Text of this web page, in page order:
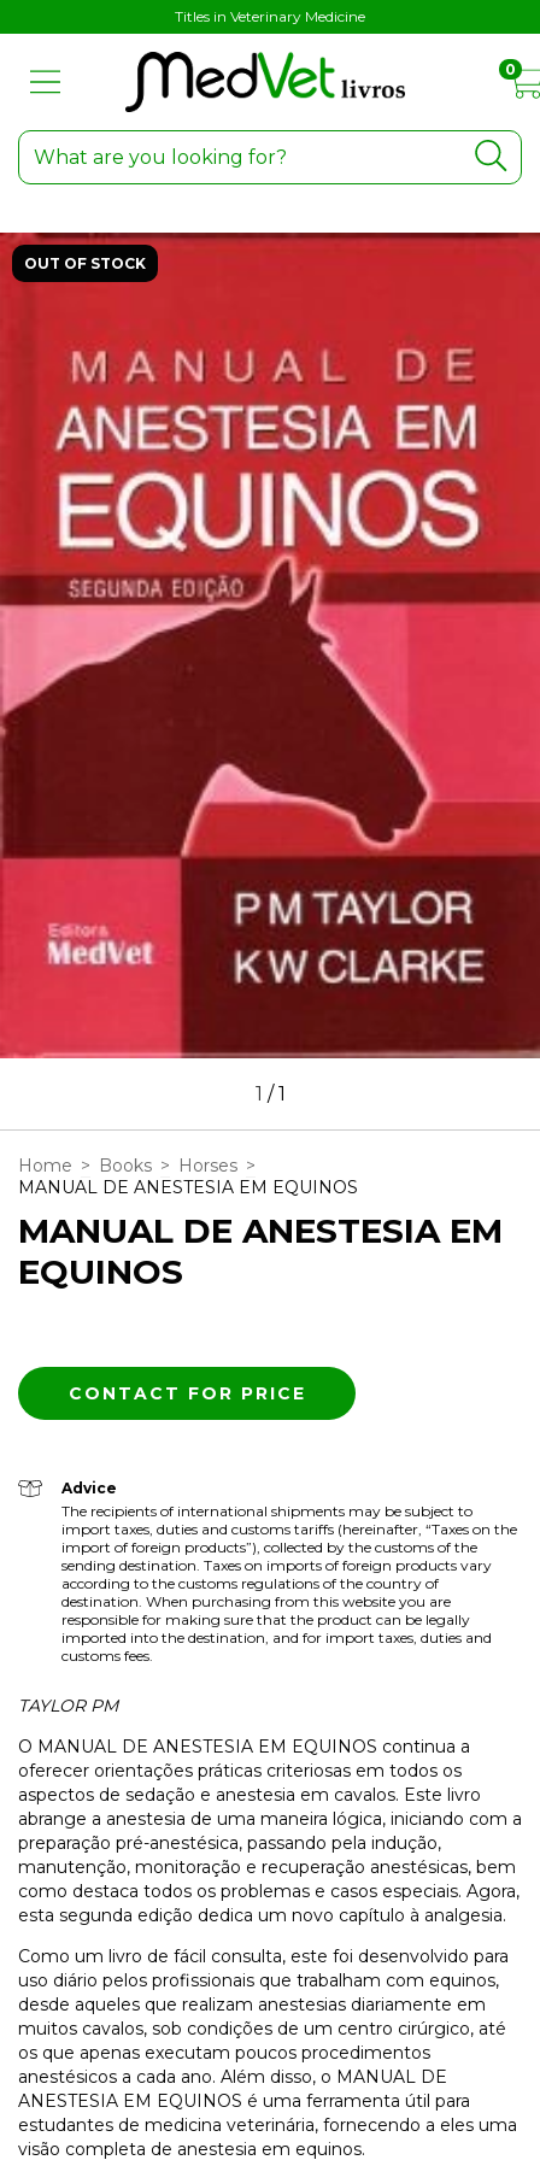
Titles in Veterinary Medicine
0
OUT OF STOCK
1 /1
Home > Books > Horses >
MANUAL DE ANESTESIA EM EQUINOS
MANUAL DE ANESTESIA EM
EQUINOS
Advice
The recipients of international shipments may be subject to
import taxes, duties and customs tariffs (hereinafter, “Taxes on the
import of foreign products”), collected by the customs of the
sending destination. Taxes on imports of foreign products vary
according to the customs regulations of the country of
destination. When purchasing from this website you are
responsible for making sure that the product can be legally
imported into the destination, and for import taxes, duties and
customs fees.
TAYLOR PM
O MANUAL DE ANESTESIA EM EQUINOS continua a
oferecer orientações práticas criteriosas em todos os
aspectos de sedação e anestesia em cavalos. Este livro
abrange a anestesia de uma maneira lógica, iniciando com a
preparação pré-anestésica, passando pela indução,
manutenção, monitoração e recuperação anestésicas, bem
como destaca todos os problemas e casos especiais. Agora,
esta segunda edição dedica um novo capítulo à analgesia.
Como um livro de fácil consulta, este foi desenvolvido para
uso diário pelos profissionais que trabalham com equinos,
desde aqueles que realizam anestesias diariamente em
muitos cavalos, sob condições de um centro cirúrgico, até
os que apenas executam poucos procedimentos
anestésicos a cada ano. Além disso, o MANUAL DE
ANESTESIA EM EQUINOS é uma ferramenta útil para
estudantes de medicina veterinária, fornecendo a eles uma
visão completa de anestesia em equinos.